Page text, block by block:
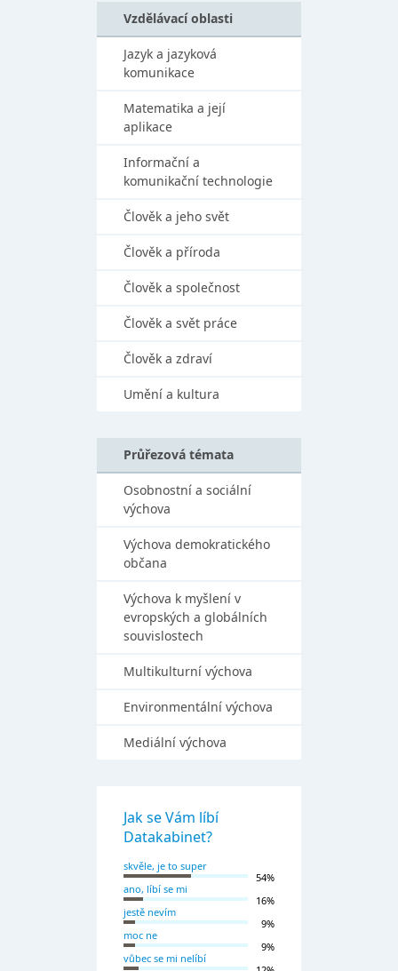
Vzdělávací oblasti
Jazyk a jazyková
komunikace
Matematika a její
aplikace
Informační a
komunikační technologie
Člověk a jeho svět
Člověk a příroda
Člověk a společnost
Člověk a svět práce
Člověk a zdraví
Umění a kultura
Průřezová témata
Osobnostní a sociální
výchova
Výchova demokratického
občana
Výchova k myšlení v
evropských a globálních
souvislostech
Multikulturní výchova
Environmentální výchova
Mediální výchova
Jak se Vám líbí
Datakabinet?
skvěle, je to super
54%
ano, líbí se mi
16%
jestě nevím
9%
moc ne
9%
vůbec se mi nelíbí